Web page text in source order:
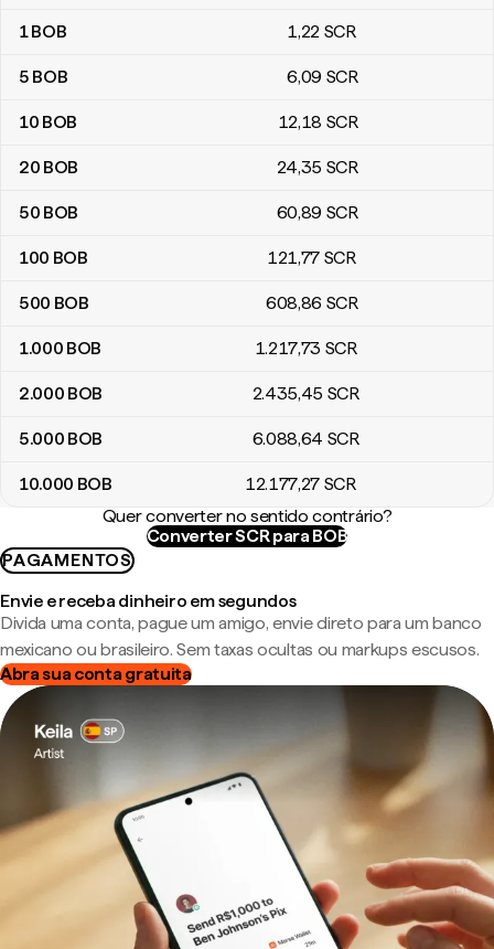
Tabela de conversão de Bolivianos da Bolívia para Rupias
1BOB 1,22 SCR
5 BOB 6,09 SCR
10 BOB 12,18 SCR
20 BOB 24,35 SCR
50 BOB 60,89 SCR
100 BOB 121,77 SCR
500 BOB 608,86 SCR
1.000 BOB 1.217,73 SCR
2.000 BOB 2.435,45 SCR
5.000 BOB 6.088,64 SCR
10.000 BOB 12.177,27 SCR
Quer converter no sentido contrário?
Converter SCR para BOB
PAGAMENTOS
Envie e receba dinheiro em segundos
Divida uma conta, pague um amigo, envie direto para um banco
mexicano ou brasileiro. Sem taxas ocultas ou markups escusos.
Abra sua conta gratuita